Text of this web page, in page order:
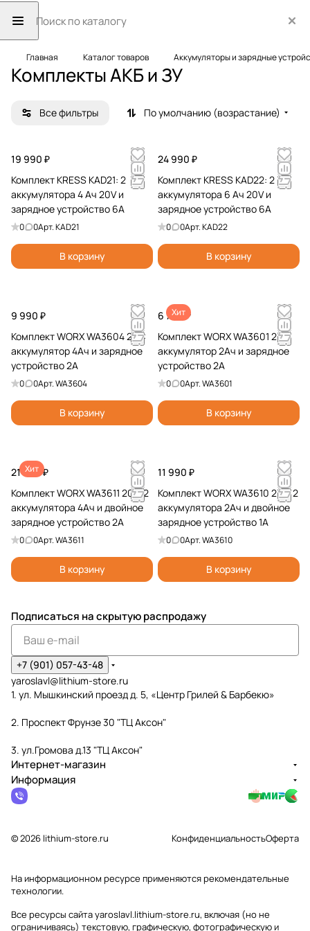
Главная Каталог товаров Аккумуляторы и зарядные
Комплекты АКБ и ЗУ
Все фильтры По умолчанию (возрастание)
19 990 ₽
Комплект KRESS KAD21: 2
аккумулятора 4 Ач 20V и
зарядное устройство 6А
0 0Арт.KAD21
В корзину
24 990 ₽
Комплект KRESS KAD22: 2
аккумулятора 6 Ач 20V и
зарядное устройство 6А
0 0Арт.KAD22
В корзину
9 990 ₽
Комплект WORX WA3604 20V:
аккумулятор 4Ач и зарядное
устройство 2А
0 0Арт.WA3604
В корзину
Хит
6 790 ₽
Комплект WORX WA3601 20V:
аккумулятор 2Ач и зарядное
устройство 2А
0 0Арт.WA3601
В корзину
Хит
21 390 ₽
Комплект WORX WA3611 20V: 2
аккумулятора 4Ач и двойное
зарядное устройство 2А
0 0Арт.WA3611
В корзину
11 990 ₽
Комплект WORX WA3610 20V: 2
аккумулятора 2Ач и двойное
зарядное устройство 1А
0 0Арт.WA3610
В корзину
Подписаться на скрытую распродажу
+7 (901) 057-43-48
yaroslavl@lithium-store.ru
1. ул. Мышкинский проезд д. 5, «Центр Грилей & Барбекю»
2. Проспект Фрунзе 30 "ТЦ Аксон"
3. ул.Громова д.13 "ТЦ Аксон"
Интернет-магазин
Информация
© 2026 lithium-store.ru КонфиденциальностьОферта
На информационном ресурсе применяютсярекомендательные
технологии.
Все ресурсы сайта yaroslavl.lithium-store.ru, включая (но не
ограничиваясь) текстовую, графическую, фотографическую и